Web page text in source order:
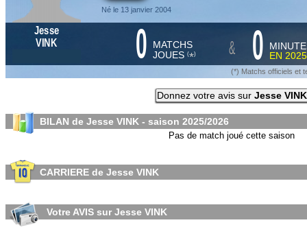
Né le 13 janvier 2004
Jesse
VINK
0 MATCHS
JOUES (*) & 0
EN
(*) Matchs officiels et
Donnez votre avis sur Jesse VINK
BILAN de Jesse VINK - saison 2025/2026
Pas de match joué cette saison
CARRIERE de Jesse VINK
Votre AVIS sur Jesse VINK